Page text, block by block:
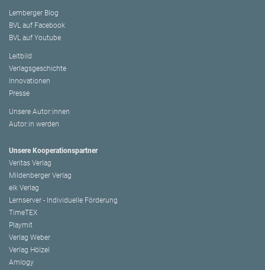
Lemberger Blog
BVL auf Facebook
BVL auf Youtube
Leitbild
Verlagsgeschichte
Innovationen
Presse
Unsere Autor:innen
Autor:in werden
Unsere Kooperationspartner
Veritas Verlag
Mildenberger Verlag
elk Verlag
Lernserver - Individuelle Förderung
TimeTEX
Playmit
Verlag Weber
Verlag Hölzel
Amlogy